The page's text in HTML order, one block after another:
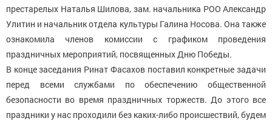
престарелых Наталья Шилова, зам. начальника РОО Александр
Улитин и начальник отдела культуры Галина Носова. Она также
ознакомила членов комиссии с графиком проведения
праздничных мероприятий, посвященных Дню Победы.
В конце заседания Ринат Фасахов поставил конкретные задачи
перед всеми службами по обеспечению общественной
безопасности во время праздничных торжеств. До этого все
праздники у нас проходили без каких-либо происшествий, будем